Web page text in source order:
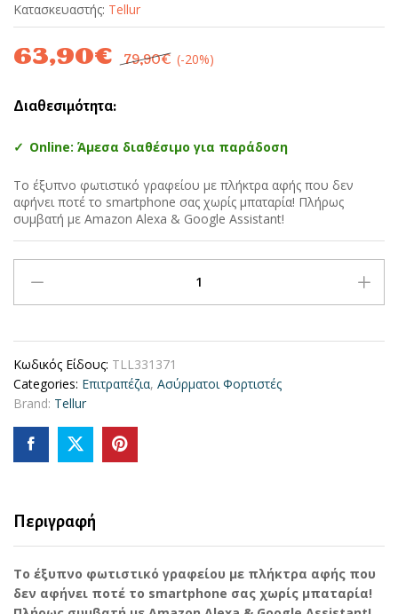
Κατασκευαστής: Tellur
63,90€ 79,90€ (-20%)
Διαθεσιμότητα:
Online: Άμεσα διαθέσιμο για παράδοση
Το έξυπνο φωτιστικό γραφείου με πλήκτρα αφής που δεν
αφήνει ποτέ το smartphone σας χωρίς μπαταρία! Πλήρως
συμβατή με Amazon Alexa & Google Assistant!
Smart
WiFi
φωτιστικό
γραφείου
12W
με
υποστήριξη
ασύρματης
φόρτισης
για
σε
λευκό
Κωδικός Είδους: TLL331371
Categories: Επιτραπέζια, Aσύρματοι Φορτιστές
Brand: Tellur
Περιγραφή
Το έξυπνο φωτιστικό γραφείου με πλήκτρα αφής που
δεν αφήνει ποτέ το smartphone σας χωρίς μπαταρία!